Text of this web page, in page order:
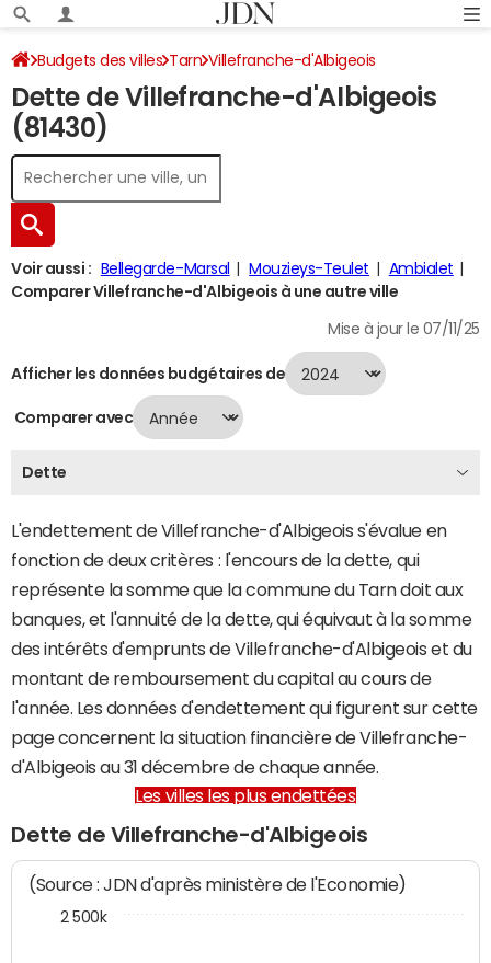
Budgets des villes Tarn Villefranche-d'Albigeois
Dette au 31/12/2024
Dette de Villefranche-d'Albigeois
(81430)
Voir aussi : Bellegarde-Marsal Mouzieys-Teulet
Ambialet
Comparer Villefranche-d'Albigeois à une autre ville
Mise à jour le 07/11/25
Afficher les données budgétaires de
Comparer avec
Dette
L'endettement de Villefranche-d'Albigeois s'évalue en
fonction de deux critères : l'encours de la dette, qui
représente la somme que la commune du Tarn doit aux
banques, et l'annuité de la dette, qui équivaut à la somme
des intérêts d'emprunts de Villefranche-d'Albigeois et du
montant de remboursement du capital au cours de
l'année. Les données d'endettement qui figurent sur cette
page concernent la situation financière de Villefranche-
d'Albigeois au 31 décembre de chaque année.
Les villes les plus endettées
Dette de Villefranche-d'Albigeois
(Source : JDN d'après ministère de l'Economie)
2 500k